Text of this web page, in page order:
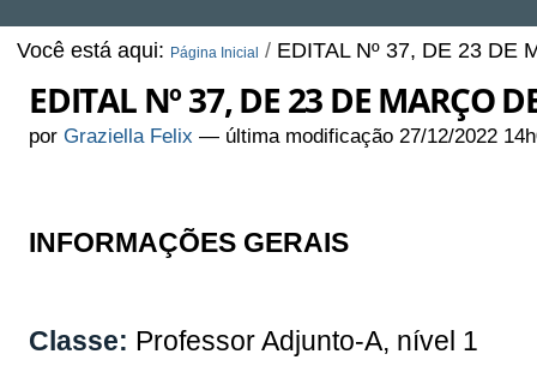
Você está aqui: Página Inicial / EDITAL Nº 37, DE 23 DE
EDITAL Nº 37, DE 23 DE MARÇO
porGraziella Felix — última modificação 27/12/2022
INFORMAÇÕES GERAIS
Classe: Professor Adjunto-A, nível 1